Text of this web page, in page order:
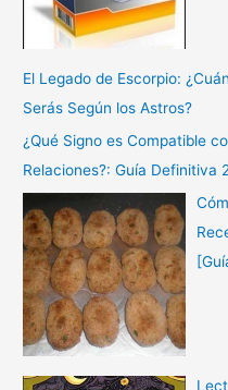
El Legado de Escorpio:
Serás Según los Astros?
¿Qué Signo es Compatible
Relaciones?: Guía Definitiva